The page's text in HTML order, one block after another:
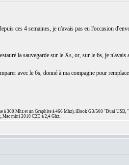
ces 4 semaines, je n'avais pas eu l'occasion
la sauvegarde sur le Xs, or, sur le 6s, je
avec le 6s, donné à ma compagne pour
300 Mhz et un Graphite à 466 Mhz), iBook G3/500 "Dual
Mac mini 2010 C2D à 2,4 Ghz.